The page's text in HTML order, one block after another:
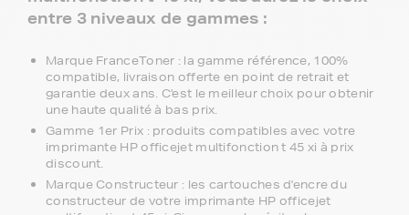
entre 3 niveaux de gammes :
Marque FranceToner : la gamme référence, 100%
compatible, livraison offerte en point de retrait et
garantie deux ans. C'est le meilleur choix pour obtenir
une haute qualité à bas prix.
Gamme 1er Prix : produits compatibles avec votre
imprimante HP officejet multifonction t 45 xi à prix
discount.
Marque Constructeur : les cartouches d'encre du
constructeur de votre imprimante HP officejet